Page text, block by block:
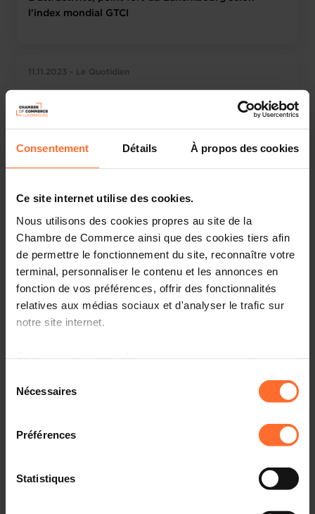
Consentement Détails À propos des cookies
Ce site internet utilise des cookies.
Nous utilisons des cookies propres au site de la
Chambre de Commerce ainsi que des cookies tiers afin
de permettre le fonctionnement du site, reconnaître votre
terminal, personnaliser le contenu et les annonces en
fonction de vos préférences, offrir des fonctionnalités
relatives aux médias sociaux et d'analyser le trafic sur
notre site internet.
à l’exception des cookies strictement nécessaires au
fonctionnement du site. Une description des différents
cookies est accessible sous l’onglet « Détails » ci-
dessus.
Il est précisé que la navigation sur le site et certaines
fonctionnalités (ex : lecture de vidéos, partage sur les
Nécessaires
Préférences
Statistiques
l'index mondial GTCI
11.11.2023 - Le Quotidien
Des entreprises luxembourgeoises «à bout de
souffle» selon la Chambre de commerce
10.11.2023 - Paperjam.lu
10.11.2023 - Virgule.lu
Le climat des affaires s'assombrit encore un peu plus